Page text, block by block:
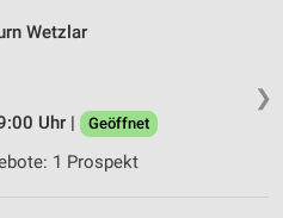
❯
Wetzlar
Uhr |
Geöffnet
1 Prospekt